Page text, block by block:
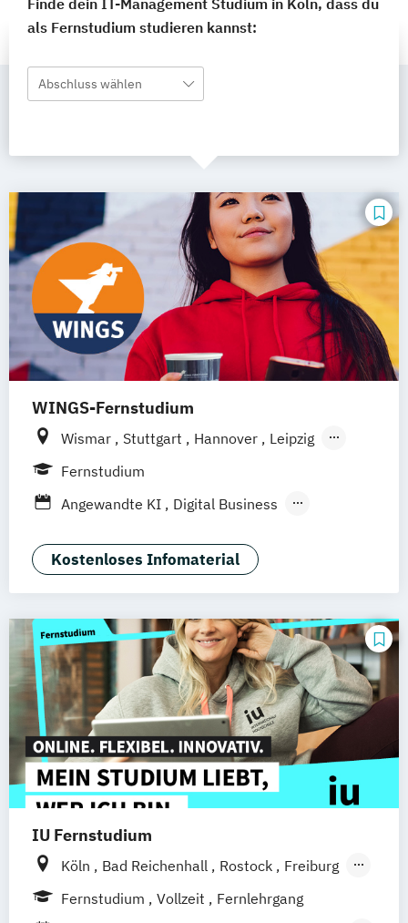
Finde dein IT-Management Studium in Köln, dass du
als Fernstudium studieren kannst:
Abschluss wählen
WINGS-Fernstudium
Wismar Stuttgart Hannover
Leipzig
Frankfurt am Main
Nürnberg
Fernstudium
Angewandte KI
Digital Business
IT-Forensik IT-Management & Consulting
IT-Sicherheit und Forensik
Kostenloses Infomaterial
IU Fernstudium
Köln Bad Reichenhall Rostock
Freiburg
Kiel
Frankfurt am Main
Stuttgart
Fernstudium Vollzeit
Fernlehrgang